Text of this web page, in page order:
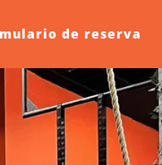
de reserva